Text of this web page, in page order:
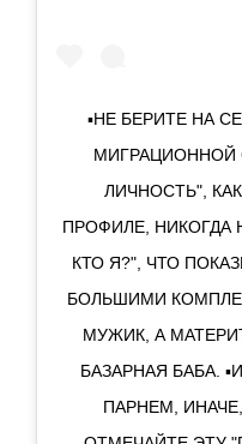
▪️НЕ БЕРИТЕ НА
МИГРАЦИОННОЙ
ЛИЧНОСТЬ",
ПРОФИЛЕ, НИКОГДА
КТО Я?", ЧТО
БОЛЬШИМИ
МУЖИК, А
БАЗАРНАЯ БАБА.
ПАРНЕМ,